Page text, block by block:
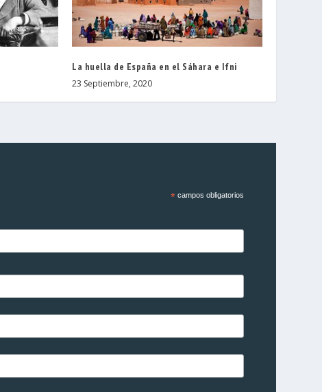
La huella de España en el Sáhara e Ifni
23 Septiembre, 2020
*campos obligatorios